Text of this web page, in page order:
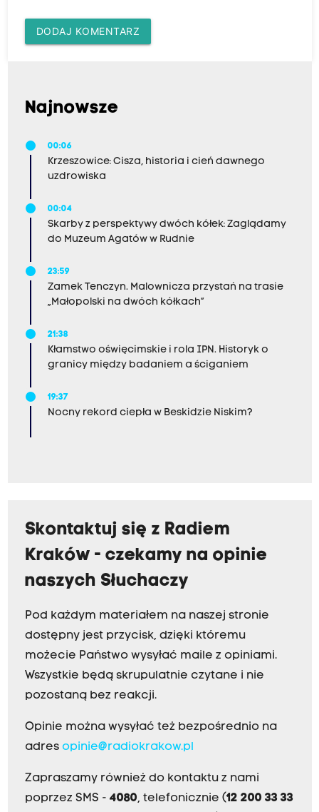
DODAJ KOMENTARZ
Najnowsze
00:06
Krzeszowice: Cisza, historia i cień dawnego
uzdrowiska
00:04
Skarby z perspektywy dwóch kółek: Zaglądamy
do Muzeum Agatów w Rudnie
23:59
Zamek Tenczyn. Malownicza przystań na trasie
„Małopolski na dwóch kółkach”
21:38
Kłamstwo oświęcimskie i rola IPN. Historyk o
granicy między badaniem a ściganiem
19:37
Nocny rekord ciepła w Beskidzie Niskim?
Skontaktuj się z Radiem
Kraków - czekamy na opinie
naszych Słuchaczy
Pod każdym materiałem na naszej stronie
dostępny jest przycisk, dzięki któremu
możecie Państwo wysyłać maile z opiniami.
Wszystkie będą skrupulatnie czytane i nie
pozostaną bez reakcji.
Opinie można wysyłać też bezpośrednio na
adres opinie@radiokrakow.pl
Zapraszamy również do kontaktu z nami
poprzez SMS - 4080, telefonicznie (12 200 33 33